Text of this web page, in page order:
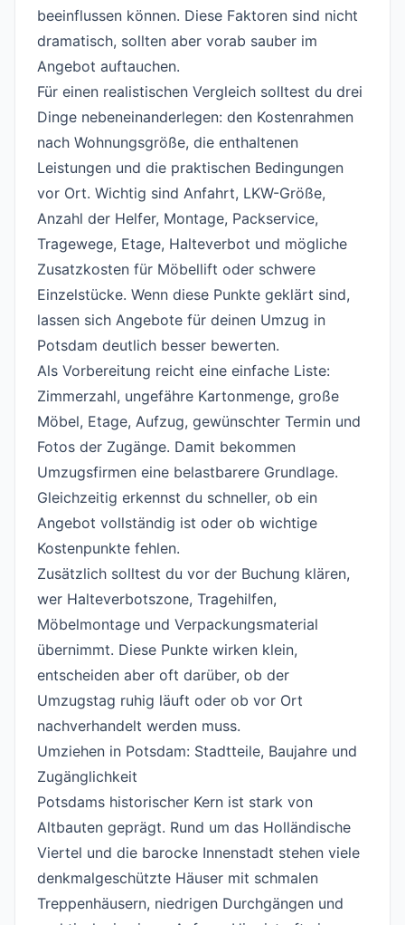
beeinflussen können. Diese Faktoren sind nicht
dramatisch, sollten aber vorab sauber im
Angebot auftauchen.
Für einen realistischen Vergleich solltest du drei
Dinge nebeneinanderlegen: den Kostenrahmen
nach Wohnungsgröße, die enthaltenen
Leistungen und die praktischen Bedingungen
vor Ort. Wichtig sind Anfahrt, LKW-Größe,
Anzahl der Helfer, Montage, Packservice,
Tragewege, Etage, Halteverbot und mögliche
Zusatzkosten für Möbellift oder schwere
Einzelstücke. Wenn diese Punkte geklärt sind,
lassen sich Angebote für deinen Umzug in
Potsdam deutlich besser bewerten.
Als Vorbereitung reicht eine einfache Liste:
Zimmerzahl, ungefähre Kartonmenge, große
Möbel, Etage, Aufzug, gewünschter Termin und
Fotos der Zugänge. Damit bekommen
Umzugsfirmen eine belastbarere Grundlage.
Gleichzeitig erkennst du schneller, ob ein
Angebot vollständig ist oder ob wichtige
Kostenpunkte fehlen.
Zusätzlich solltest du vor der Buchung klären,
wer Halteverbotszone, Tragehilfen,
Möbelmontage und Verpackungsmaterial
übernimmt. Diese Punkte wirken klein,
entscheiden aber oft darüber, ob der
Umzugstag ruhig läuft oder ob vor Ort
nachverhandelt werden muss.
Umziehen in Potsdam: Stadtteile, Baujahre und
Zugänglichkeit
Potsdams historischer Kern ist stark von
Altbauten geprägt. Rund um das Holländische
Viertel und die barocke Innenstadt stehen viele
denkmalgeschützte Häuser mit schmalen
Treppenhäusern, niedrigen Durchgängen und